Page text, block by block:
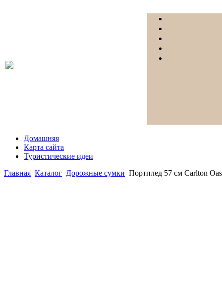
Домашняя
Карта сайта
Туристические идеи
Главная Каталог Дорожные сумки Портплед 57 см Carlton